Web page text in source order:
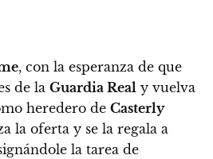
, con la esperanza de que
de la Guardia Real y vuelva
heredero de Casterly
la oferta y se la regala a
la tarea de